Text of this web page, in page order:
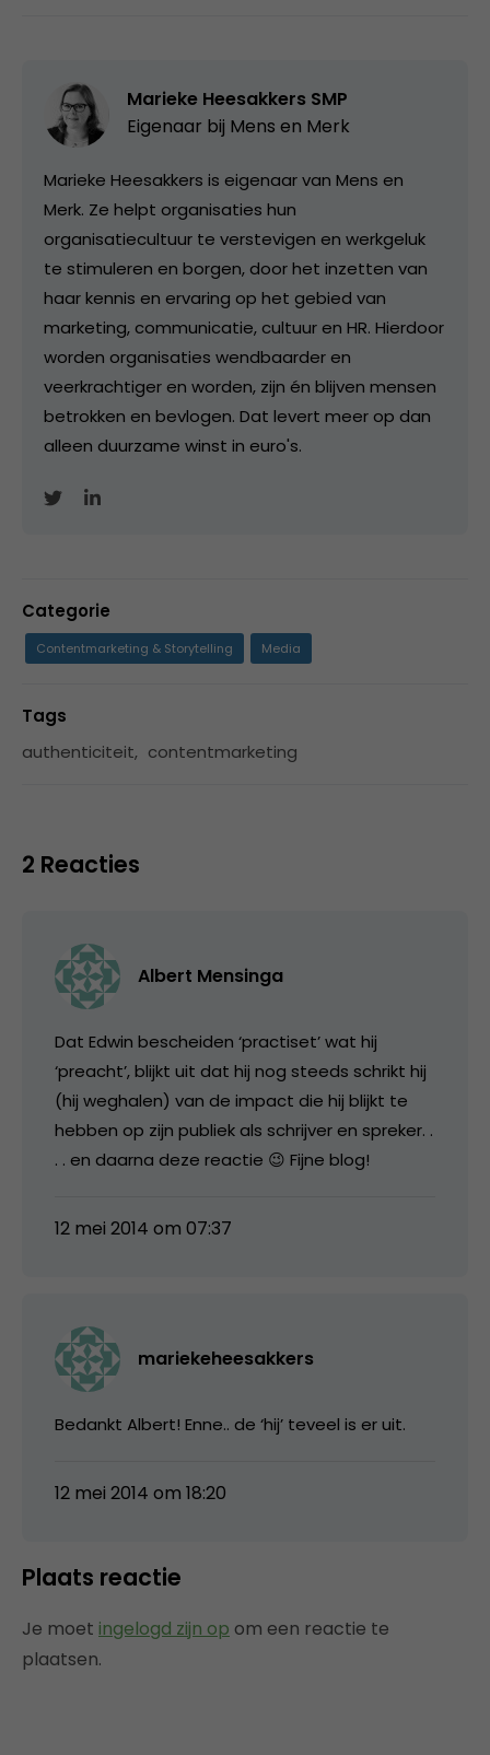
Marieke Heesakkers SMP
Eigenaar bij Mens en Merk
Marieke Heesakkers is eigenaar van Mens en
Merk. Ze helpt organisaties hun
organisatiecultuur te verstevigen en werkgeluk
te stimuleren en borgen, door het inzetten van
haar kennis en ervaring op het gebied van
marketing, communicatie, cultuur en HR. Hierdoor
worden organisaties wendbaarder en
veerkrachtiger en worden, zijn én blijven mensen
betrokken en bevlogen. Dat levert meer op dan
alleen duurzame winst in euro's.
Categorie
Contentmarketing & Storytelling Media
Tags
authenticiteit, contentmarketing
2 Reacties
Albert Mensinga
Dat Edwin bescheiden ‘practiset’ wat hij
‘preacht’, blijkt uit dat hij nog steeds schrikt hij
(hij weghalen) van de impact die hij blijkt te
hebben op zijn publiek als schrijver en spreker. .
. . en daarna deze reactie 😉 Fijne blog!
12 mei 2014 om 07:37
mariekeheesakkers
Bedankt Albert! Enne.. de ‘hij’ teveel is er uit.
12 mei 2014 om 18:20
Plaats reactie
Je moet ingelogd zijn op om een reactie te
plaatsen.